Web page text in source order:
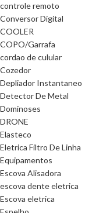
controle remoto
Conversor Digital
COOLER
COPO/Garrafa
cordao de culular
Cozedor
Depliador Instantaneo
Detector De Metal
Dominoses
DRONE
Elasteco
Eletrica Filtro De Linha
Equipamentos
Escova Alisadora
escova dente eletrica
Escova eletrica